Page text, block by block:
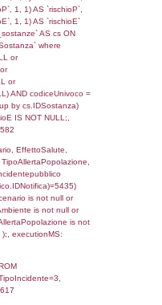
=
f_territori_limitrofi
ON
=
=